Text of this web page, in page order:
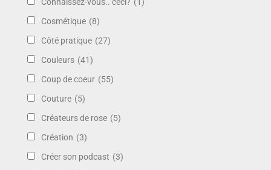
Cosmétique (8)
Côté pratique (27)
Couleurs (41)
Coup de coeur (55)
Couture (5)
Créateurs de rose (5)
Création (3)
Créer son podcast (3)